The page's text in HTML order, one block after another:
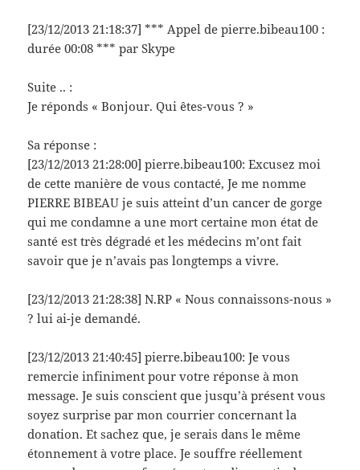
[23/12/2013 21:18:37] *** Appel de pierre.bibeau100 :
durée 00:08 *** par Skype
Suite .. :
Je réponds « Bonjour. Qui êtes-vous ? »
Sa réponse :
[23/12/2013 21:28:00] pierre.bibeau100: Excusez moi
de cette manière de vous contacté, Je me nomme
PIERRE BIBEAU je suis atteint d’un cancer de gorge
qui me condamne a une mort certaine mon état de
santé est très dégradé et les médecins m’ont fait
savoir que je n’avais pas longtemps a vivre.
[23/12/2013 21:28:38] N.RP « Nous connaissons-nous »
? lui ai-je demandé.
[23/12/2013 21:40:45] pierre.bibeau100: Je vous
remercie infiniment pour votre réponse à mon
message. Je suis conscient que jusqu’à présent vous
soyez surprise par mon courrier concernant la
donation. Et sachez que, je serais dans le même
étonnement à votre place. Je souffre réellement